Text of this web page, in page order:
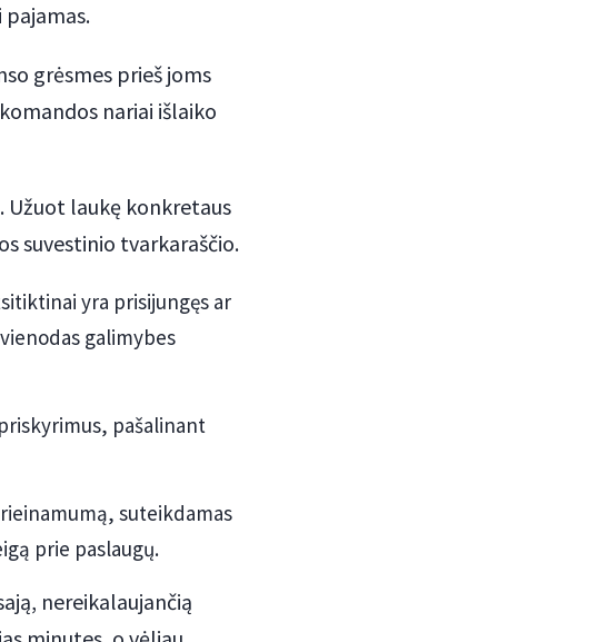
grėsmes prieš joms
nariai išlaiko
Užuot laukę konkretaus
suvestinio tvarkaraščio.
yra prisijungęs ar
galimybes
pašalinant
suteikdamas
prie paslaugų.
nereikalaujančią